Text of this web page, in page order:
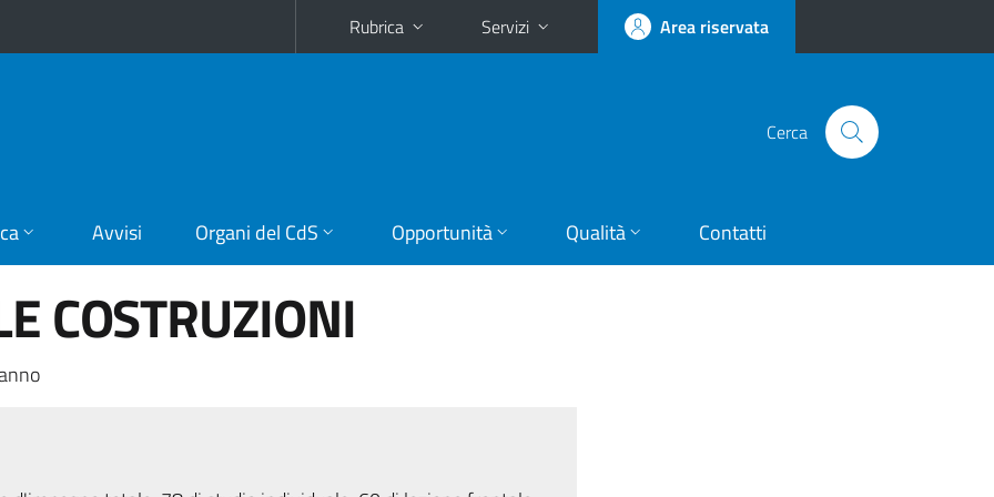
Rubrica Servizi Area riservata
Cerca
Avvisi Organi del CdS Opportunità Qualità Contatti
COSTRUZIONI